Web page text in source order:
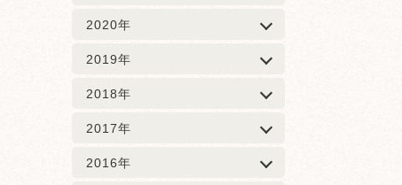
2020年
2019年
2018年
2017年
2016年